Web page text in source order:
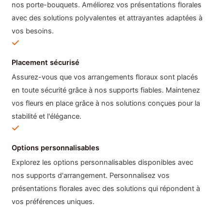
nos porte-bouquets. Améliorez vos présentations florales
avec des solutions polyvalentes et attrayantes adaptées à
vos besoins.
Placement sécurisé
Assurez-vous que vos arrangements floraux sont placés
en toute sécurité grâce à nos supports fiables. Maintenez
vos fleurs en place grâce à nos solutions conçues pour la
stabilité et l'élégance.
Options personnalisables
Explorez les options personnalisables disponibles avec
nos supports d'arrangement. Personnalisez vos
présentations florales avec des solutions qui répondent à
vos préférences uniques.